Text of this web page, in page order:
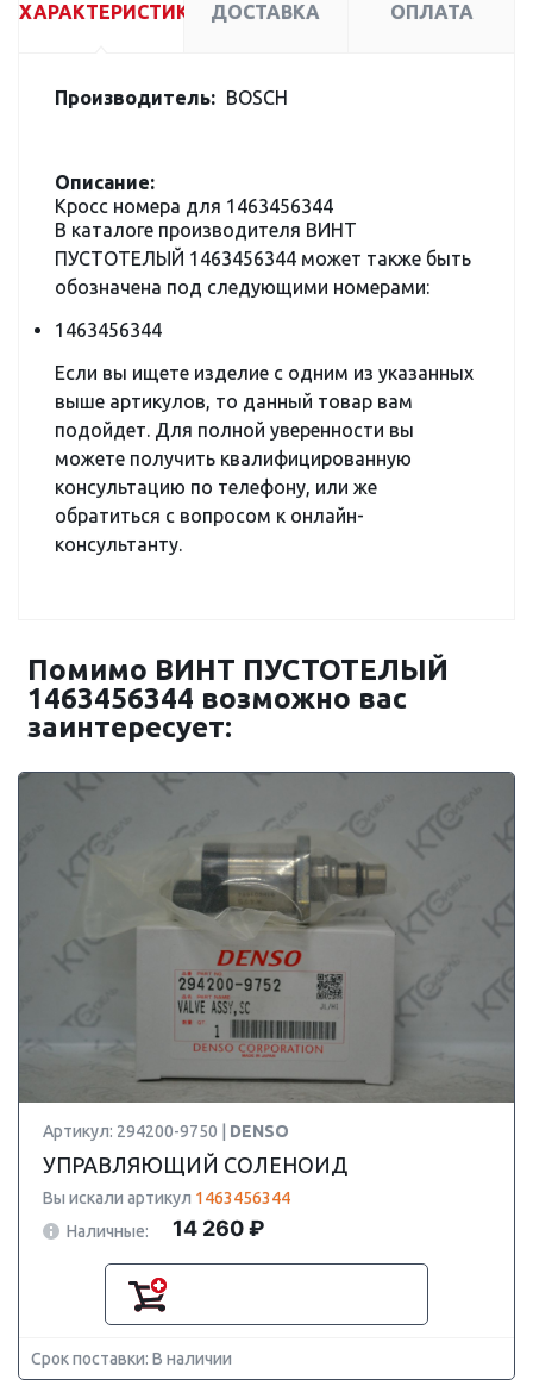
ХАРАКТЕРИСТИКИ ДОСТАВКА ОПЛАТА
Производитель: BOSCH
Описание:
Кросс номера для 1463456344
В каталоге производителя ВИНТ
ПУСТОТЕЛЫЙ 1463456344 может также быть
обозначена под следующими номерами:
1463456344
Если вы ищете изделие с одним из указанных
выше артикулов, то данный товар вам
подойдет. Для полной уверенности вы
можете получить квалифицированную
консультацию по телефону, или же
обратиться с вопросом к онлайн-
консультанту.
Помимо ВИНТ ПУСТОТЕЛЫЙ
1463456344 возможно вас
заинтересует:
Артикул: 294200-9750 | DENSO
УПРАВЛЯЮЩИЙ СОЛЕНОИД
Вы искали артикул 1463456344
Наличные:
14 260 ₽
Срок поставки: В наличии